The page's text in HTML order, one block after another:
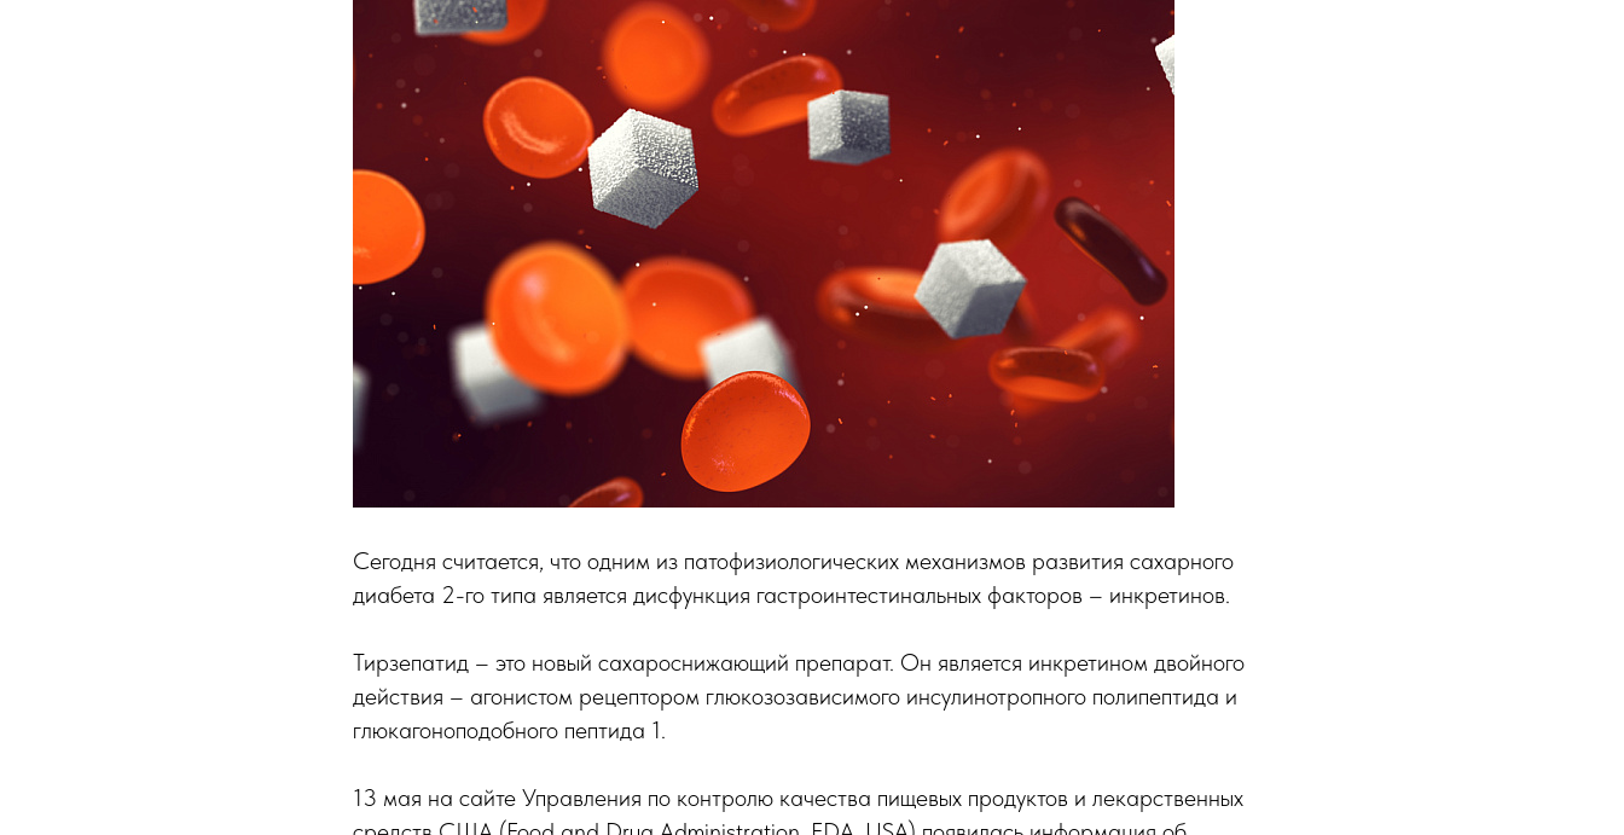
Сегодня считается, что одним из патофизиологических механизмов развития сахарного
диабета 2-го типа является дисфункция гастроинтестинальных факторов – инкретинов.
Тирзепатид – это новый сахароснижающий препарат. Он является инкретином двойного
действия – агонистом рецептором глюкозозависимого инсулинотропного полипептида и
глюкагоноподобного пептида 1.
13 мая на сайте Управления по контролю качества пищевых продуктов и лекарственных